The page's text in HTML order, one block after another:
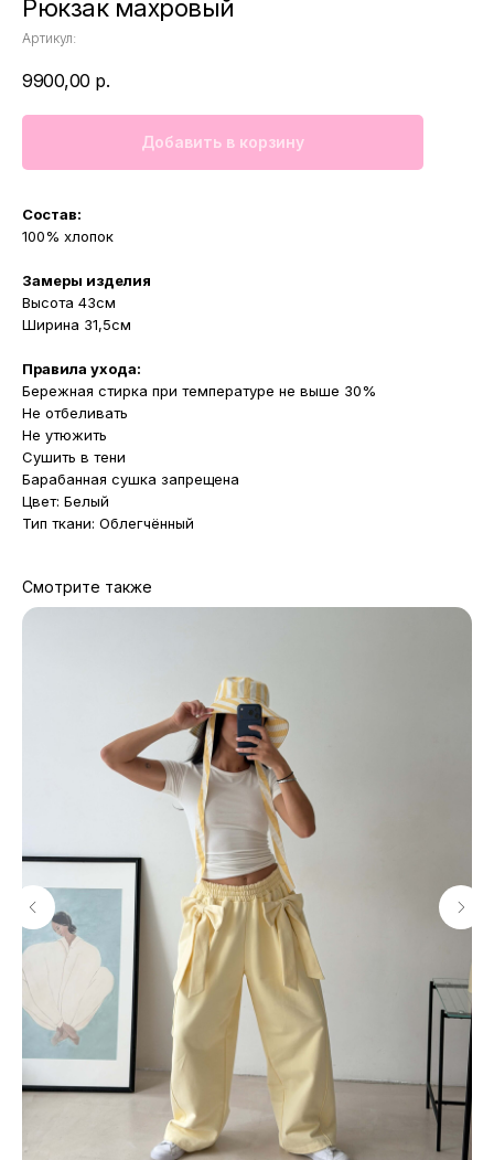
Рюкзак махровый
Артикул:
9900,00 р.
Добавить в корзину
Состав:
100% хлопок
Замеры изделия
Высота 43см
Ширина 31,5см
Правила ухода:
Бережная стирка при температуре не выше 30%
Не отбеливать
Не утюжить
Сушить в тени
Барабанная сушка запрещена
Цвет: Белый
Тип ткани: Облегчённый
Смотрите также
МАГАЗИНЫ
Потрогать, примерить,
ВЛЮБИТЬСЯ И КУПИТЬ
наш бренд вы можете по адресу